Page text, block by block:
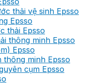
thải vệ sinh Epsso
Epsso
thải Epsso
thông minh Epsso
Epsso
minh Epsso
cụm Epsso